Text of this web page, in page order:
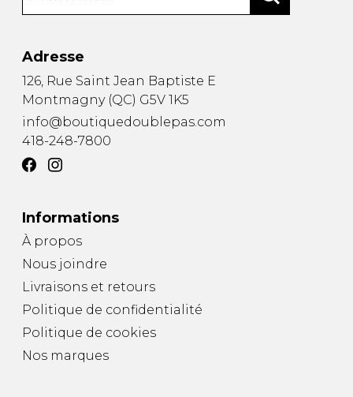
Adresse
126, Rue Saint Jean Baptiste E
Montmagny (QC) G5V 1K5
info@boutiquedoublepas.com
418-248-7800
Informations
À propos
Nous joindre
Livraisons et retours
Politique de confidentialité
Politique de cookies
Nos marques